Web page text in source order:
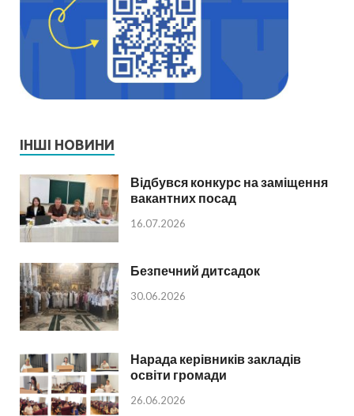
ІНШІ НОВИНИ
Відбувся конкурс на заміщення
вакантних посад
16.07.2026
Безпечний дитсадок
30.06.2026
Нарада керівників закладів
освіти громади
26.06.2026